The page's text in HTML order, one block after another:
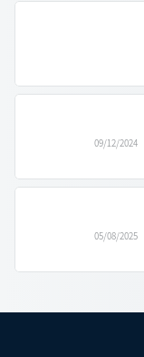
09/12/2024
05/08/2025